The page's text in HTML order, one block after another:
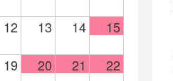
12 13 14 15
19 20 21 22